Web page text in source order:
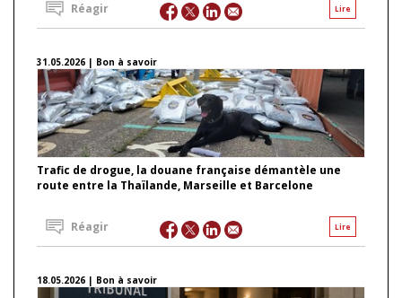
Lire
Réagir
31.05.2026 | Bon à savoir
Trafic de drogue, la douane française démantèle une
route entre la Thaïlande, Marseille et Barcelone
Lire
Réagir
18.05.2026 | Bon à savoir